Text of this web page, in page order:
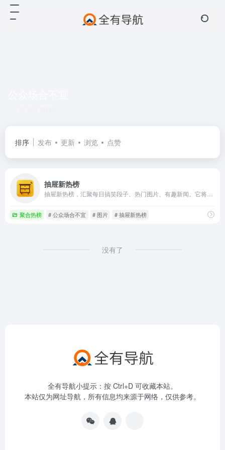
排序 发布 更新 浏览 点赞
抽屉新热榜
聚合热榜 # 公众场合不宜 # 图片 # 抽屉新热榜
没有了
全有导航小提示：按 Ctrl+D 可收藏本站。
本站仅为网址导航，所有信息均来源于网络，仅供参考。